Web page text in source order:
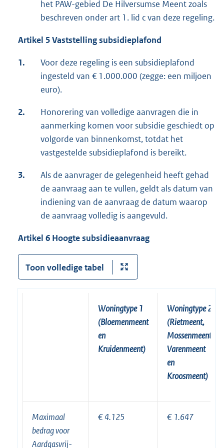
het PAW-gebied De Hilversumse Meent zoals
beschreven onder art 1. lid c van deze regeling.
Artikel 5 Vaststelling subsidieplafond
1.
Voor deze regeling is een subsidieplafond
ingesteld van € 1.000.000 (zegge: een miljoen
euro).
2.
Honorering van volledige aanvragen die in
aanmerking komen voor subsidie geschiedt op
volgorde van binnenkomst, totdat het
vastgestelde subsidieplafond is bereikt.
3.
Als de aanvrager de gelegenheid heeft gehad
de aanvraag aan te vullen, geldt als datum van
indiening van de aanvraag de datum waarop
de aanvraag volledig is aangevuld.
Artikel 6 Hoogte subsidieaanvraag
Toon volledige tabel
Woningtype 1
(Bloemenmeent
en
Kruidenmeent)
Woningtype 2
(Rietmeent,
Mossenmeent,
Varenmeent
en
Kroosmeent)
Maximaal
bedrag voor
Aardgasvrij-
€ 4.125 € 1.647